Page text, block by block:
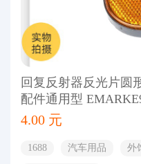
回复反射器反光片圆
配件通用型
4.00 元
1688 汽车用品 外